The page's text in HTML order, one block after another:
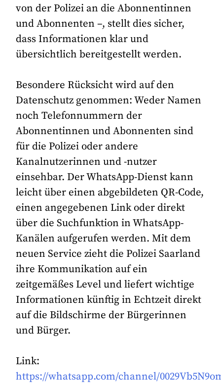
von der Polizei an die Abonnentinnen
und Abonnenten –, stellt dies sicher,
dass Informationen klar und
übersichtlich bereitgestellt werden.
Besondere Rücksicht wird auf den
Datenschutz genommen: Weder Namen
noch Telefonnummern der
Abonnentinnen und Abonnenten sind
für die Polizei oder andere
Kanalnutzerinnen und -nutzer
einsehbar. Der WhatsApp-Dienst kann
leicht über einen abgebildeten QR-Code,
einen angegebenen Link oder direkt
über die Suchfunktion in WhatsApp-
Kanälen aufgerufen werden. Mit dem
neuen Service zieht die Polizei Saarland
ihre Kommunikation auf ein
zeitgemäßes Level und liefert wichtige
Informationen künftig in Echtzeit direkt
auf die Bildschirme der Bürgerinnen
und Bürger.
Link:
https://whatsapp.com/channel/